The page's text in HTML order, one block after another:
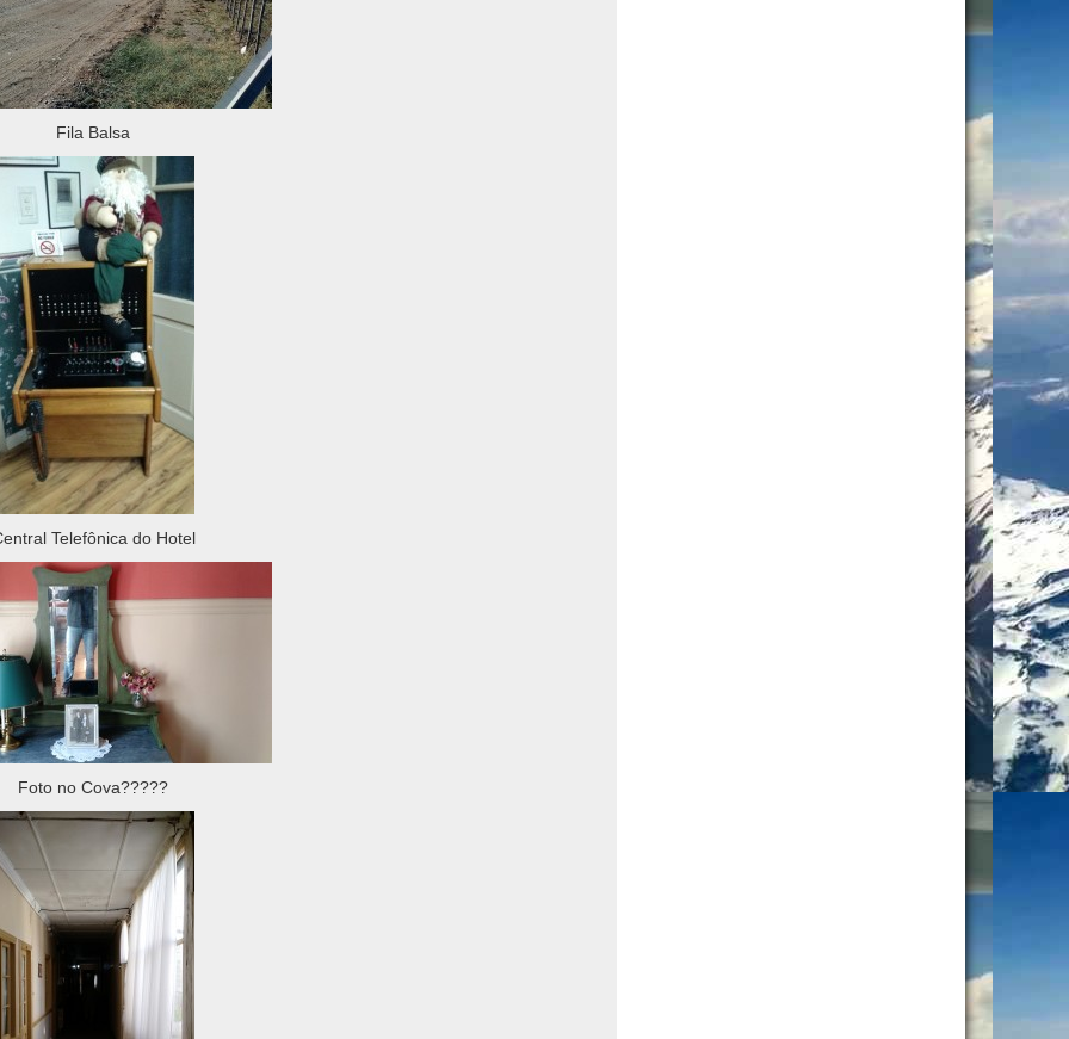
Fila Balsa
Telefônica do Hotel
Foto no Cova?????